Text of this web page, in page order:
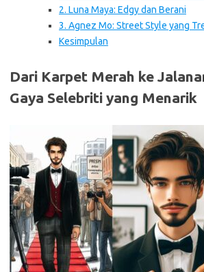
2. Luna Maya: Edgy dan Berani
3. Agnez Mo: Street Style yang
Kesimpulan
Dari Karpet Merah ke
Gaya Selebriti yang Menarik